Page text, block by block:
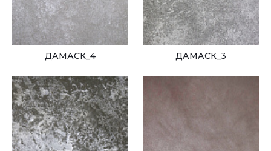
МЕТАЛЛ
МЕШКОВИНА 2
ДЕРЕВО 1
ТРАВЕРТИН 7
ДАМАСК_4 ДАМАСК_3